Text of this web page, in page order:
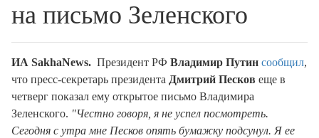
на письмо Зеленского
ИА SakhaNews. Президент РФ Владимир Путин сообщил,
что пресс-секретарь президента Дмитрий Песков еще в
четверг показал ему открытое письмо Владимира
Зеленского. "Честно говоря, я не успел посмотреть.
Сегодня с утра мне Песков опять бумажку подсунул. Я ее